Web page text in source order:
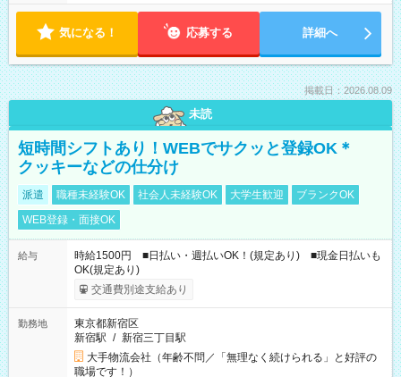
気になる！ 応募する 詳細へ
掲載日：2026.08.09
未読
短時間シフトあり！WEBでサクッと登録OK＊
クッキーなどの仕分け
派遣 職種未経験OK 社会人未経験OK 大学生歓迎
ブランクOK
WEB登録・面接OK
給与
時給1500円 ■日払い・週払いOK！(規定あり) ■現金日払いも
OK(規定あり)
交通費別途支給あり
勤務地
東京都新宿区
新宿駅 / 新宿三丁目駅
大手物流会社（年齢不問／「無理なく続けられる」と好評の
職場です！）